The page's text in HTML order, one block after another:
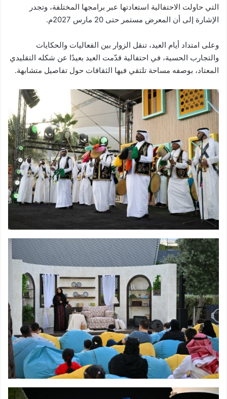
التي حاولت الاحتفالية استعادتها عبر برامجها المختلفة، وتجدر
الإشارة إلى أن المعرض مستمر حتى 20 مارس 2027م.
وعلى امتداد أيام العيد، تنقل الزوار بين الفعاليات والحكايات
والتجارب الحسية، في احتفالية قدّمت العيد بعيدًا عن شكله التقليدي
المعتاد، بوصفه مساحة تلتقي فيها الثقافات حول تفاصيل متشابهة.